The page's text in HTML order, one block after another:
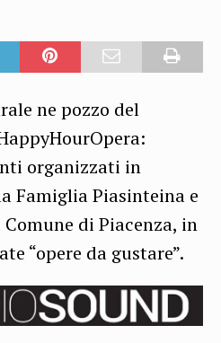
ne pozzo del
organizzati in
Famiglia Piasinteina e
di Piacenza, in
“opere da gustare”.